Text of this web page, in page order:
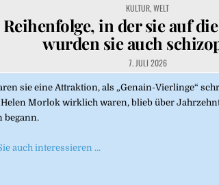
POSTED
IN
KULTUR,WELT
in der sie auf
wurden sie auch
7. JULI 2026
sie eine Attraktion, als „Genain-Vierlinge“
Morlok wirklich waren, blieb über
begann.
auch interessieren …